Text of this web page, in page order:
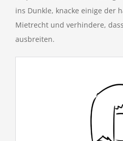
ins Dunkle, knacke einige der
Mietrecht und verhindere,
ausbreiten.